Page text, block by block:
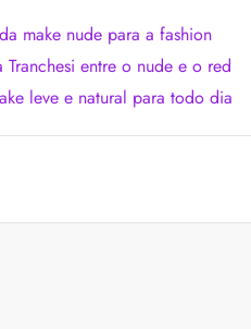
make nude para a fashion
entre o nude e o red
leve e natural para todo dia